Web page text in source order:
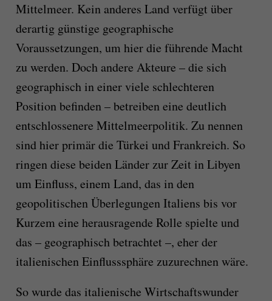
Mittelmeer. Kein anderes Land verfügt über
derartig günstige geographische
Voraussetzungen, um hier die führende Macht
zu werden. Doch andere Akteure – die sich
geographisch in einer viele schlechteren
Position befinden – betreiben eine deutlich
entschlossenere Mittelmeerpolitik. Zu nennen
sind hier primär die Türkei und Frankreich. So
ringen diese beiden Länder zur Zeit in Libyen
um Einfluss, einem Land, das in den
geopolitischen Überlegungen Italiens bis vor
Kurzem eine herausragende Rolle spielte und
das – geographisch betrachtet –, eher der
italienischen Einflusssphäre zuzurechnen wäre.
So wurde das italienische Wirtschaftswunder